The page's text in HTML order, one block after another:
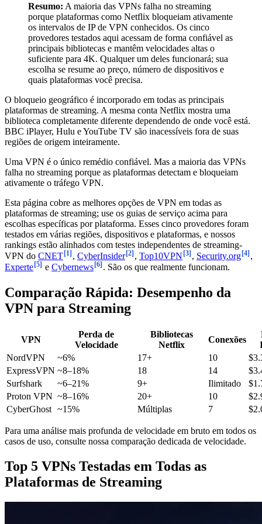
Resumo: A maioria das VPNs falha no streaming
porque plataformas como Netflix bloqueiam ativamente
os intervalos de IP de VPN conhecidos. Os cinco
provedores testados aqui acessam de forma confiável as
principais bibliotecas e mantêm velocidades altas o
suficiente para 4K. Qualquer um deles funcionará; sua
escolha se resume ao preço, número de dispositivos e
quais plataformas você precisa.
O bloqueio geográfico é incorporado em todas as principais
plataformas de streaming. A mesma conta Netflix mostra uma
biblioteca completamente diferente dependendo de onde você está.
BBC iPlayer, Hulu e YouTube TV são inacessíveis fora de suas
regiões de origem inteiramente.
Uma VPN é o único remédio confiável. Mas a maioria das VPNs
falha no streaming porque as plataformas detectam e bloqueiam
ativamente o tráfego VPN.
Esta página cobre as melhores opções de VPN em todas as
plataformas de streaming; use os guias de serviço acima para
escolhas específicas por plataforma. Esses cinco provedores foram
testados em várias regiões, dispositivos e plataformas, e nossos
rankings estão alinhados com testes independentes de streaming-
VPN do CNET [1] , CyberInsider [2] , Top10VPN [3] , Security.org [4] ,
Experte [5] e Cybernews [6] . São os que realmente funcionam.
Comparação Rápida: Desempenho da
VPN para Streaming
VPN
Perda de
Velocidade
Bibliotecas
Netflix
Conexões
NordVPN
~6% 17+ 10
ExpressVPN ~8–18% 18 14
Surfshark
~6–21% 9+ Ilimitado
Proton VPN ~8–16% 20+ 10
CyberGhost ~15% Múltiplas 7
Para uma análise mais profunda de velocidade em bruto em todos os
casos de uso, consulte nossa comparação dedicada de velocidade.
Top 5 VPNs Testadas em Todas as
Plataformas de Streaming